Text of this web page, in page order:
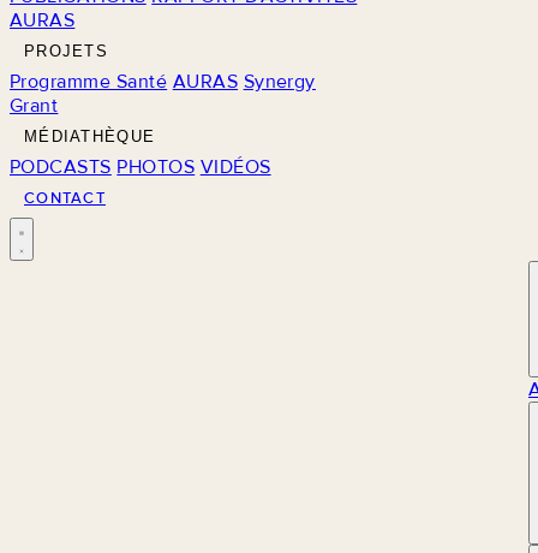
AURAS
PROJETS
Programme Santé AURAS Synergy
Grant
MÉDIATHÈQUE
PODCASTS PHOTOS VIDÉOS
CONTACT